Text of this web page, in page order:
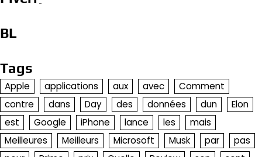
BL
Tags
Apple applications aux avec
Comment
contre
dans Day des données dun
Elon
est
Google iPhone lance les
mais
Meilleures
Meilleurs Microsoft Musk par
pas